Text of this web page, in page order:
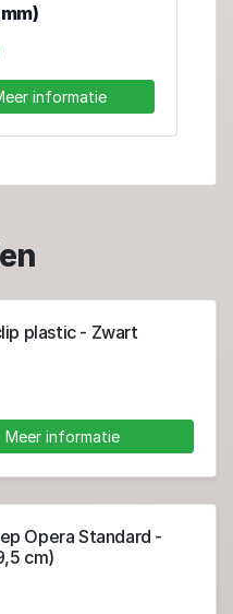
informatie
plastic - Zwart
Meer informatie
Opera Standard -
cm)